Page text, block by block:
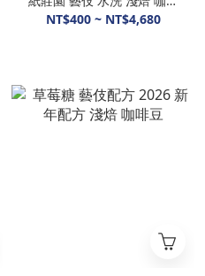
豆
NT$400 ~ NT$4,680